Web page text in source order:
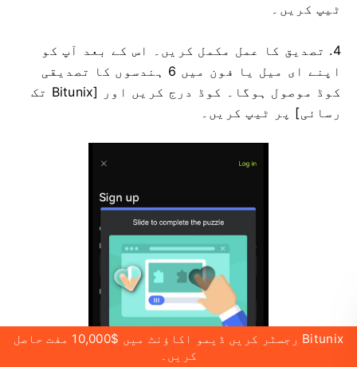
ٹیپ کریں۔
4. تصدیق کا عمل مکمل کریں۔
اس کے بعد آپ کو
اپنے ای میل یا فون میں 6 ہندسوں کا تصدیقی
کوڈ موصول ہوگا۔
کوڈ درج کریں اور [Bitunix تک
رسائی] پر ٹیپ کریں۔
Bitunix رجسٹر کریں ڈیمو اکاؤنٹ میں $10,000 مفت حاصل
کریں۔